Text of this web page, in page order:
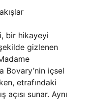
bir hikayeyi
gizlenen
Bovary’nin içsel
etrafındaki
sunar. Aynı